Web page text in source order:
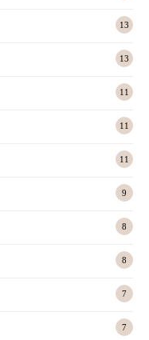
13
13
11
11
11
9
8
8
7
7